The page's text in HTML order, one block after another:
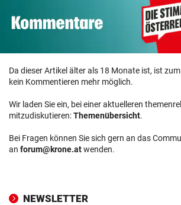
Da dieser Artikel älter als 18 Monate ist, ist
kein Kommentieren mehr möglich.
Wir laden Sie ein, bei einer aktuelleren
mitzudiskutieren:Themenübersicht.
Bei Fragen können Sie sich gern an das
an forum@krone.atwenden.
NEWSLETTER